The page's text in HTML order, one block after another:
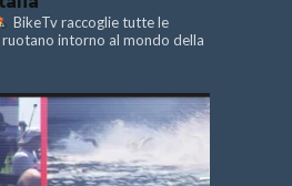
BikeTv raccoglie tutte le
ruotano intorno al mondo della